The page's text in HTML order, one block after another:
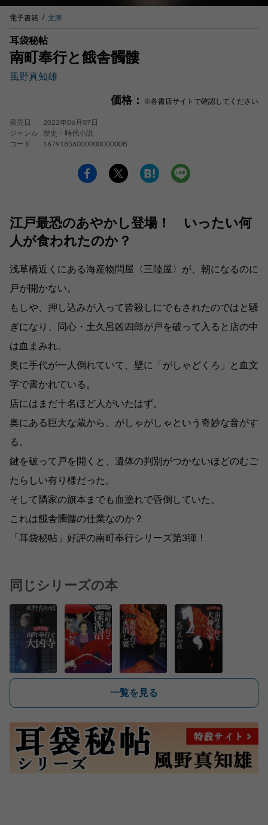
電子書籍 文庫
耳袋秘帖
南町奉行と餓舎髑髏
風野真知雄
価格： ※各書店サイトで確認してください
発売日
2022年06月07日
ジャンル
歴史・時代小説
コード
1679185600000000000B
江戸最恐のあやかし登場！ いったい何
人が食われたのか？
浅草橋近くにある海産物問屋〈三陸屋〉が、朝になるのに
戸が開かない。
もしや、押し込みが入って皆殺しにでもされたのではと騒
ぎになり、同心・土久呂凶四郎が戸を破って入ると店の中
は血まみれ。
奥に手代が一人倒れていて、壁に「がしゃどくろ」と血文
字で書かれている。
店にはまだ十名ほど人がいたはず。
奥にある巨大な蔵から、がしゃがしゃという奇妙な音がす
る。
鍵を破って戸を開くと、遺体の判別がつかないほどのむご
たらしい有り様だった。
そして隣家の旗本までも血塗れで昏倒していた。
これは餓舎髑髏の仕業なのか？
「耳袋秘帖」好評の南町奉行シリーズ第3弾！
同じシリーズの本
一覧を見る